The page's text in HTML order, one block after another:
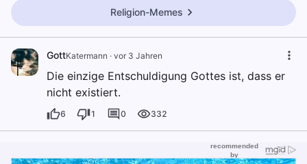
Religion-Memes
GottKatermann · vor 3 Jahren
Die einzige Entschuldigung Gottes ist, dass er
nicht existiert.
6 1 0 332